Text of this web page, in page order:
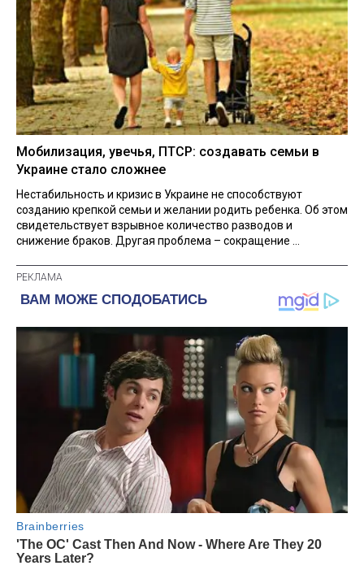
Мобилизация, увечья, ПТСР: создавать семьи в
Украине стало сложнее
Нестабильность и кризис в Украине не способствуют
созданию крепкой семьи и желании родить ребенка. Об этом
свидетельствует взрывное количество разводов и
снижение браков. Другая проблема – сокращение ...